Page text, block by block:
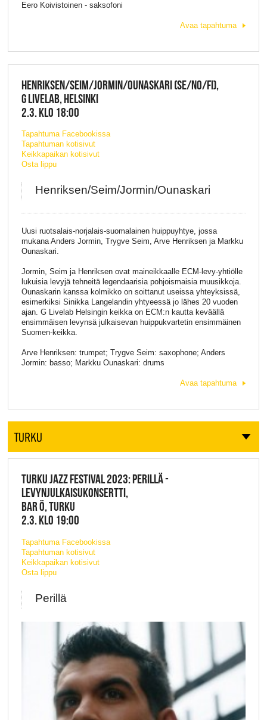
Eero Koivistoinen - saksofoni
Avaa tapahtuma
HENRIKSEN/SEIM/JORMIN/OUNASKARI (SE/NO/FI),
G LIVELAB, HELSINKI
2.3. KLO 18:00
Tapahtuma Facebookissa
Tapahtuman kotisivut
Keikkapaikan kotisivut
Osta lippu
Henriksen/Seim/Jormin/Ounaskari
Uusi ruotsalais-norjalais-suomalainen huippuyhtye, jossa
mukana Anders Jormin, Trygve Seim, Arve Henriksen ja Markku
Ounaskari.
Jormin, Seim ja Henriksen ovat maineikkaalle ECM-levy-yhtiölle
lukuisia levyjä tehneitä legendaarisia pohjoismaisia muusikkoja.
Ounaskarin kanssa kolmikko on soittanut useissa yhteyksissä,
esimerkiksi Sinikka Langelandin yhtyeessä jo lähes 20 vuoden
ajan. G Livelab Helsingin keikka on ECM:n kautta keväällä
ensimmäisen levynsä julkaisevan huippukvartetin ensimmäinen
Suomen-keikka.
Arve Henriksen: trumpet; Trygve Seim: saxophone; Anders
Jormin: basso; Markku Ounaskari: drums
Avaa tapahtuma
TURKU
TURKU JAZZ FESTIVAL 2023: PERILLÄ -
LEVYNJULKAISUKONSERTTI,
BAR Ö, TURKU
2.3. KLO 19:00
Tapahtuma Facebookissa
Tapahtuman kotisivut
Keikkapaikan kotisivut
Osta lippu
Perillä